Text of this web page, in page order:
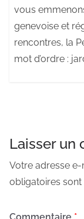
vous
genevoise et
rencontres, la
mot d’ordre :
Laisser un
Votre adresse
obligatoires sont